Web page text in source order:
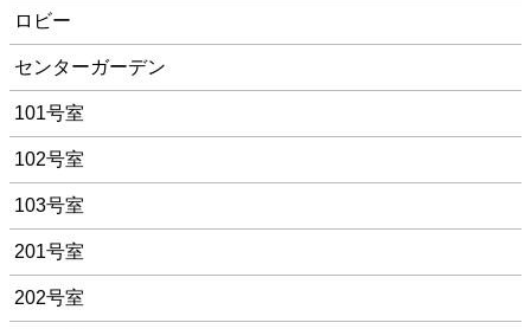
ロビー
センターガーデン
101号室
102号室
103号室
201号室
202号室